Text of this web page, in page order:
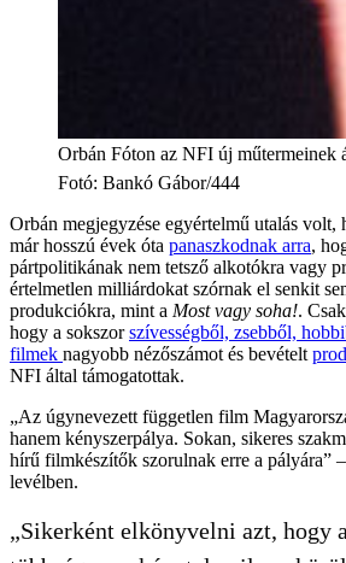
Orbán Fóton az NFI új műtermeinek
Fotó: Bankó Gábor/444
Orbán megjegyzése egyértelmű utalás volt,
már hosszú évek óta panaszkodnak arra,
pártpolitikának nem tetsző alkotókra vagy
értelmetlen milliárdokat szórnak el senkit
produkciókra, mint a Most vagy soha!.
hogy a sokszorszívességből, zsebből,
filmek nagyobb nézőszámot és bevételt
NFI által támogatottak.
„Az úgynevezett független film
hanem kényszerpálya. Sokan, sikeres
hírű filmkészítők szorulnak erre a pályára”
levélben.
„Sikerként elkönyvelni azt, hogy